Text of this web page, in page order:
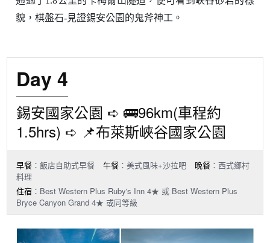
貌，棋盤石-見證錫安公園的鬼斧神工。
Day 4
錫安國家公園 ➪ 🚌96km(車程約
1.5hrs) ➪ 📌布萊斯峽谷國家公園
早餐 ：飯店自助式早餐 午餐 ：美式風味+沙拉吧 晚餐 ：西式鄉村
料理
住宿 ：Best Western Plus Ruby's Inn 4★ 或 Best Western Plus
Bryce Canyon Grand 4★ 或同等級